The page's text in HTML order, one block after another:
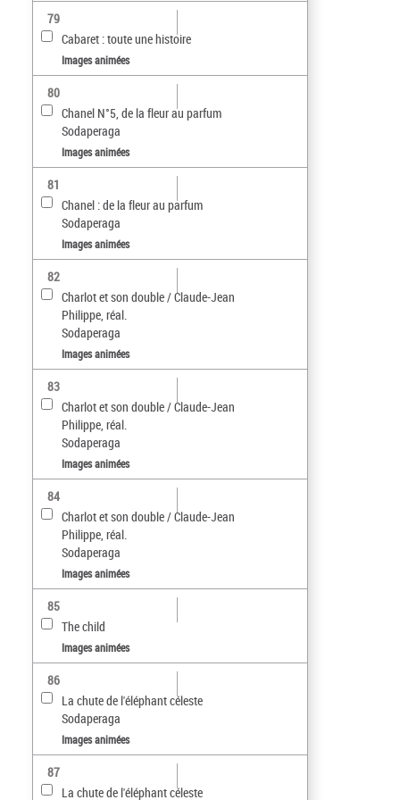
79
Cabaret : toute une histoire
Images animées
80
Chanel N°5, de la fleur au parfum
Sodaperaga
Images animées
81
Chanel : de la fleur au parfum
Sodaperaga
Images animées
82
Charlot et son double / Claude-Jean
Philippe, réal.
Sodaperaga
Images animées
83
Charlot et son double / Claude-Jean
Philippe, réal.
Sodaperaga
Images animées
84
Charlot et son double / Claude-Jean
Philippe, réal.
Sodaperaga
Images animées
85
The child
Images animées
86
La chute de l'éléphant céleste
Sodaperaga
Images animées
87
La chute de l'éléphant céleste